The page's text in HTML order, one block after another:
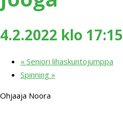
4.2.2022 klo 17:15
« Seniori lihaskuntojumppa
Spinning »
Ohjaaja Noora